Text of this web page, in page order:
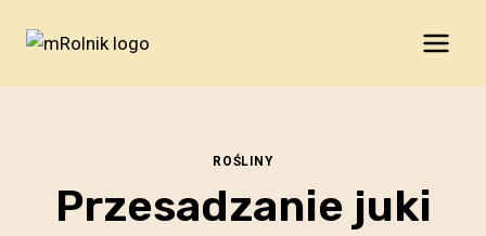
ROŚLINY
Przesadzanie juki